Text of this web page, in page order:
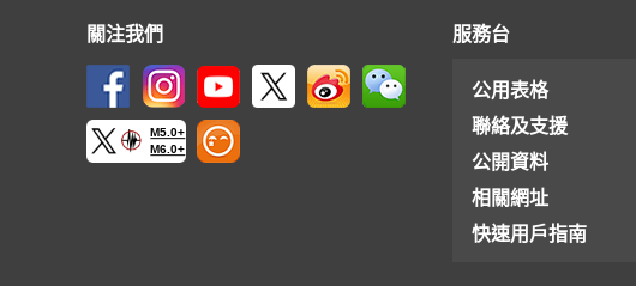
關注我們
M5.0+
M6.0+
服務台
公用表格
聯絡及支援
公開資料
相關網址
快速用戶指南